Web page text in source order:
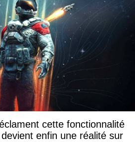
cette fonctionnalité
enfin une réalité sur